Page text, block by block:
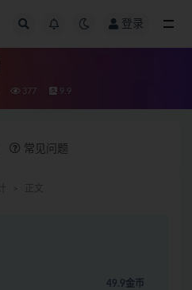
登录
377 9.9
常见问题
49.9金币